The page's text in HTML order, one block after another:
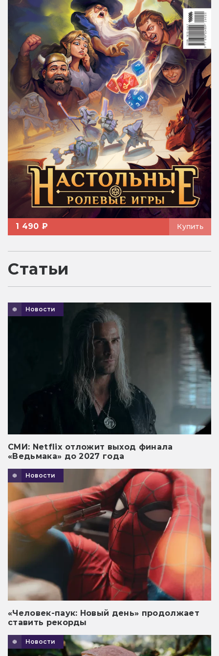
1 490 ₽ Купить
Статьи
Новости
СМИ: Netflix отложит выход финала
«Ведьмака» до 2027 года
Новости
«Человек-паук: Новый день» продолжает
ставить рекорды
Новости